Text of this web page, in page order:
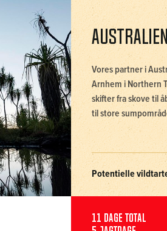
Vores partner i
Arnhem i Northern
skifter fra skove til
til store
Potentielle
11 dage total